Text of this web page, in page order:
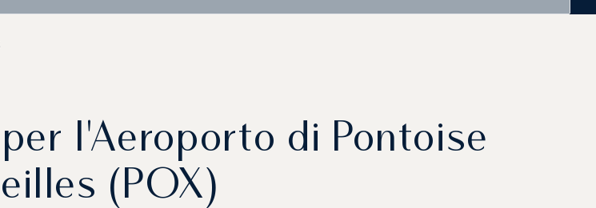
l'Aeroporto di Pontoise
(POX)